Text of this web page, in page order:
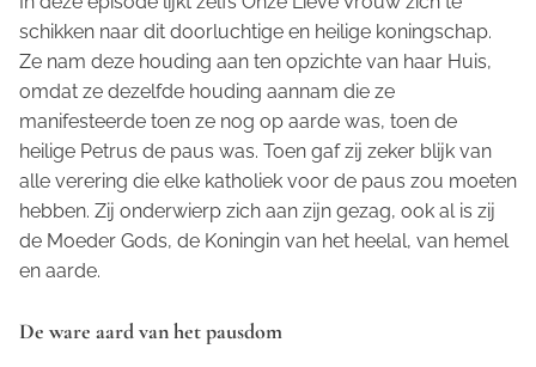
schikken naar dit doorluchtige en heilige koningschap.
Ze nam deze houding aan ten opzichte van haar Huis,
omdat ze dezelfde houding aannam die ze
manifesteerde toen ze nog op aarde was, toen de
heilige Petrus de paus was. Toen gaf zij zeker blijk van
alle verering die elke katholiek voor de paus zou moeten
hebben. Zij onderwierp zich aan zijn gezag, ook al is zij
de Moeder Gods, de Koningin van het heelal, van hemel
en aarde.
De ware aard van het pausdom